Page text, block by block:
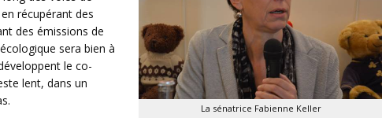
La sénatrice Fabienne Keller
récupérant des
des émissions de
sera bien à
le co-
lent, dans un